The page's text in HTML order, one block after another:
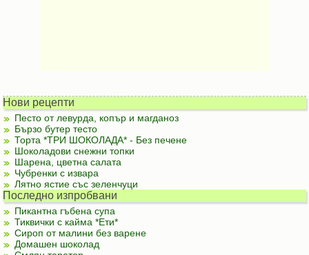
Нови рецепти
Песто от левурда, копър и магданоз
Бързо бутер тесто
Торта *ТРИ ШОКОЛАДА* - Без печене
Шоколадови снежни топки
Шарена, цветна салата
Чубренки с извара
Лятно ястие със зеленчуци
Последно изпробвани
Пикантна гъбена супа
Тиквички с кайма *Ети*
Сироп от малини без варене
Домашен шоколад